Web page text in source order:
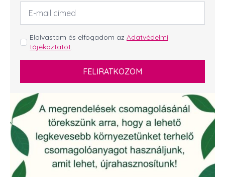
Email
cím
GDPR
*
Elolvastam és elfogadom az Adatvédelmi
tájékoztatót
FELIRATKOZOM